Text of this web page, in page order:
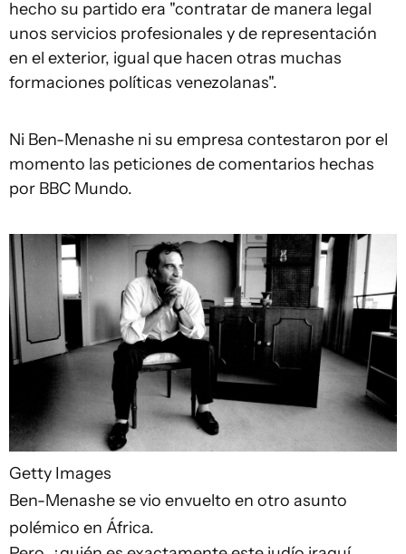
hecho su partido era "contratar de manera legal
unos servicios profesionales y de representación
en el exterior, igual que hacen otras muchas
formaciones políticas venezolanas".
Ni Ben-Menashe ni su empresa contestaron por el
momento las peticiones de comentarios hechas
por BBC Mundo.
Getty Images
Ben-Menashe se vio envuelto en otro asunto
polémico en África.